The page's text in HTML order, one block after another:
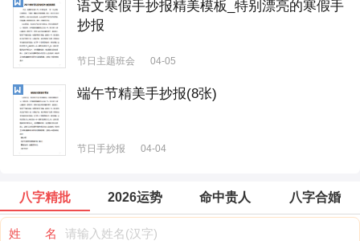
语文寒假手抄报精美模板_特别漂亮的寒假手
抄报
节日主题班会 04-05
端午节精美手抄报(8张)
节日手抄报 04-04
八字精批 2026运势 命中贵人 八字合婚
姓 名